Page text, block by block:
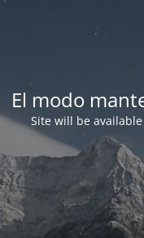
El modo
Site will be